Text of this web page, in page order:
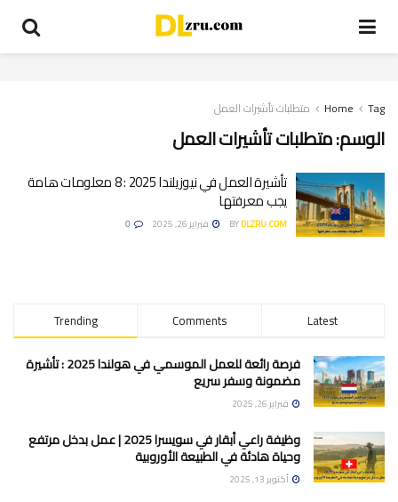
Home Tag متطلبات تأشيرات العمل
الوسم:متطلبات تأشيرات العمل
تأشيرة العمل في نيوزيلندا 2025 : 8 معلومات هامة
يجب معرفتها
BYDLZRU.COM فبراير 26, 2025
Trending Comments Latest
فرصة رائعة للعمل الموسمي في هولندا 2025 : تأشيرة
مضمونة وسفر سريع
فبراير 26, 2025
وظيفة راعي أبقار في سويسرا 2025 | عمل بدخل مرتفع
وحياة هادئة في الطبيعة الأوروبية
أكتوبر 13, 2025